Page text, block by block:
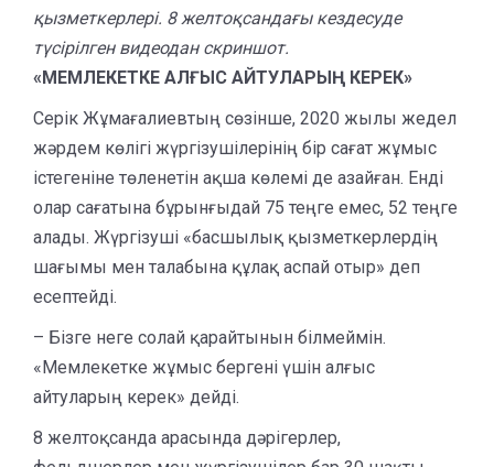
қызметкерлері. 8 желтоқсандағы кездесуде
түсірілген видеодан скриншот.
«МЕМЛЕКЕТКЕ АЛҒЫС АЙТУЛАРЫҢ КЕРЕК»
Серік Жұмағалиевтың сөзінше, 2020 жылы жедел
жәрдем көлігі жүргізушілерінің бір сағат жұмыс
істегеніне төленетін ақша көлемі де азайған. Енді
олар сағатына бұрынғыдай 75 теңге емес, 52 теңге
алады. Жүргізуші «басшылық қызметкерлердің
шағымы мен талабына құлақ аспай отыр» деп
есептейді.
– Бізге неге солай қарайтынын білмеймін.
«Мемлекетке жұмыс бергені үшін алғыс
айтуларың керек» дейді.
8 желтоқсанда арасында дәрігерлер,